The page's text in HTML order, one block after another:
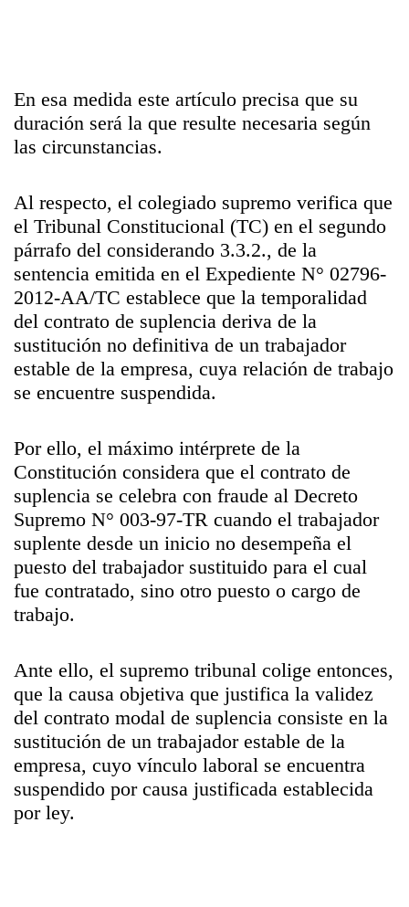
En esa medida este artículo precisa que su
duración será la que resulte necesaria según
las circunstancias.
Al respecto, el colegiado supremo verifica que
el Tribunal Constitucional (TC) en el segundo
párrafo del considerando 3.3.2., de la
sentencia emitida en el Expediente N° 02796-
2012-AA/TC establece que la temporalidad
del contrato de suplencia deriva de la
sustitución no definitiva de un trabajador
estable de la empresa, cuya relación de trabajo
se encuentre suspendida.
Por ello, el máximo intérprete de la
Constitución considera que el contrato de
suplencia se celebra con fraude al Decreto
Supremo N° 003-97-TR cuando el trabajador
suplente desde un inicio no desempeña el
puesto del trabajador sustituido para el cual
fue contratado, sino otro puesto o cargo de
trabajo.
Ante ello, el supremo tribunal colige entonces,
que la causa objetiva que justifica la validez
del contrato modal de suplencia consiste en la
sustitución de un trabajador estable de la
empresa, cuyo vínculo laboral se encuentra
suspendido por causa justificada establecida
por ley.